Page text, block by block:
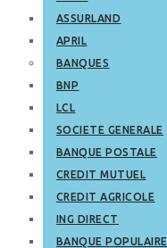
ASSURLAND
APRIL
BANQUES
BNP
LCL
SOCIETE GENERALE
BANQUE POSTALE
CREDIT MUTUEL
CREDIT AGRICOLE
ING DIRECT
BANQUE POPULAIRE